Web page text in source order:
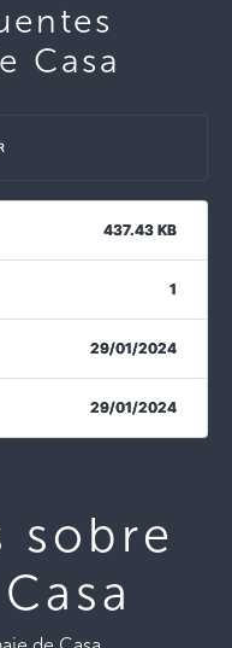
Casa
437.43 KB
1
29/01/2024
29/01/2024
sobre